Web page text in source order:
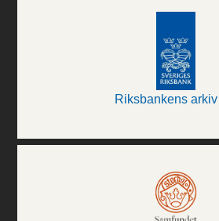
Riksbankens arkiv